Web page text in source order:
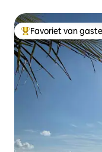
Topfavoriet van
Favoriet van